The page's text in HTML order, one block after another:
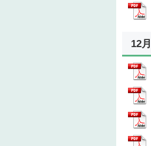
12月